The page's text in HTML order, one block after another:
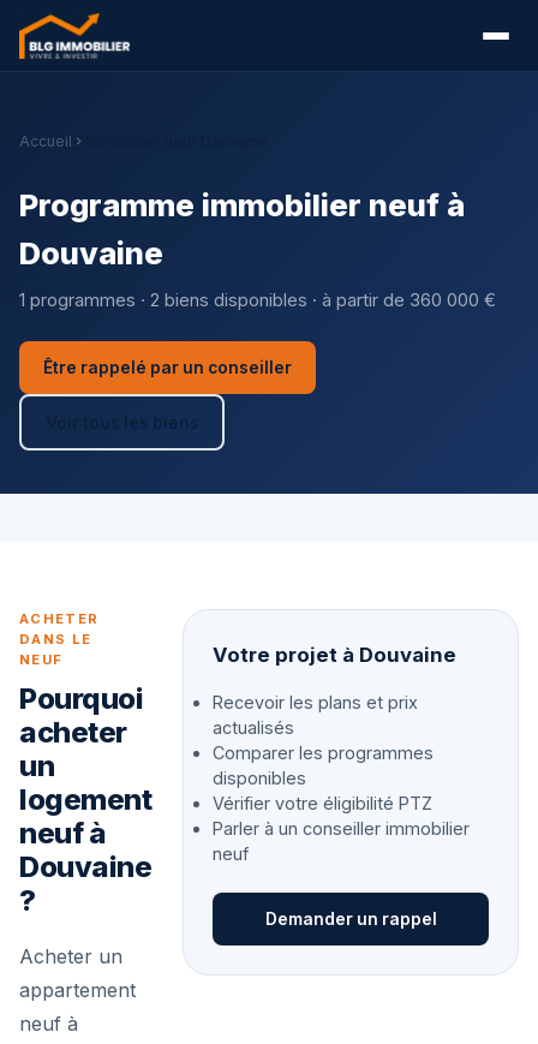
Accueil
Programme immobilier neuf à
Douvaine
1 programmes · 2 biens disponibles · à partir de 360 000 €
Être rappelé par un conseiller
Voir tous les biens
ACHETER
DANS LE
NEUF
Pourquoi
acheter
un
logement
neuf à
Douvaine
?
Acheter un
appartement
neuf à
Votre projet à Douvaine
Recevoir les plans et prix
actualisés
Comparer les programmes
disponibles
Vérifier votre éligibilité PTZ
Parler à un conseiller immobilier
neuf
Demander un rappel